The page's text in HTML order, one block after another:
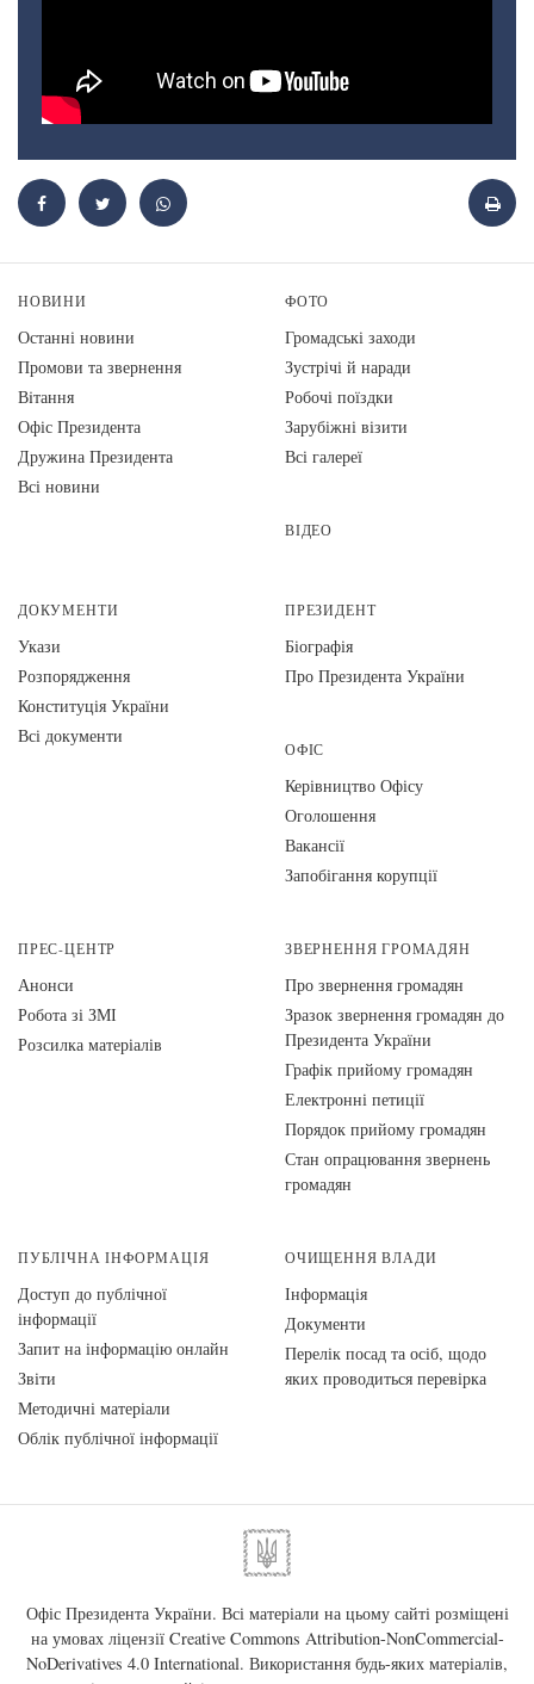
НОВИНИ
Останні новини
Промови та звернення
Вiтання
Офіс Президента
Дружина Президента
Всі новини
ФОТО
Громадські заходи
Зустрічі й наради
Робочі поїздки
Зарубіжні візити
Всі галереї
ВІДЕО
ДОКУМЕНТИ
Укази
Розпорядження
Конституція України
Всі документи
ПРЕЗИДЕНТ
Біографія
Про Президента України
ОФІС
Керівництво Офісу
Оголошення
Вакансії
Запобігання корупції
ПРЕС-ЦЕНТР
Анонси
Робота зі ЗМІ
Розсилка матеріалів
ЗВЕРНЕННЯ ГРОМАДЯН
Про звернення громадян
Зразок звернення громадян до
Президента України
Графік прийому громадян
Електронні петиції
Порядок прийому громадян
Стан опрацювання звернень
громадян
ПУБЛІЧНА ІНФОРМАЦІЯ
Доступ до публічної
інформації
Запит на інформацію онлайн
Звіти
Методичні матеріали
Облік публічної інформації
ОЧИЩЕННЯ ВЛАДИ
Інформація
Документи
Перелік посад та осіб, щодо
яких проводиться перевірка
Офіс Президента України. Всі матеріали на цьому сайті розміщені
на умовах ліцензії Creative Commons Attribution-NonCommercial-
NoDerivatives 4.0 International. Використання будь-яких матеріалів,